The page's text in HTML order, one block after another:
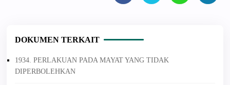
DOKUMEN TERKAIT
1934. PERLAKUAN PADA MAYAT YANG TIDAK
DIPERBOLEHKAN